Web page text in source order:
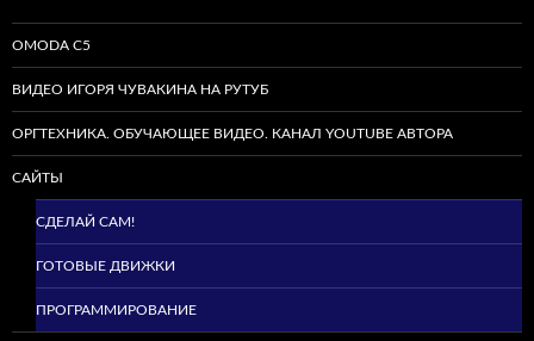
OMODA C5
ВИДЕО ИГОРЯ ЧУВАКИНА НА РУТУБ
ОРГТЕХНИКА. ОБУЧАЮЩЕЕ ВИДЕО. КАНАЛ YOUTUBE АВТОРА
САЙТЫ
СДЕЛАЙ САМ!
ГОТОВЫЕ ДВИЖКИ
ПРОГРАММИРОВАНИЕ